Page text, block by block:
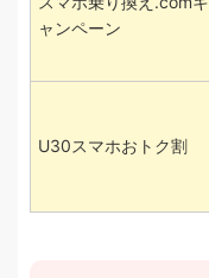
ャンペーン
U30スマホおトク割